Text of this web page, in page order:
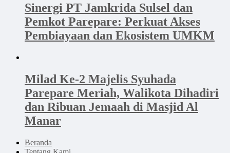
Sinergi PT Jamkrida Sulsel dan
Pemkot Parepare: Perkuat Akses
Pembiayaan dan Ekosistem UMKM
Milad Ke-2 Majelis Syuhada
Parepare Meriah, Walikota Dihadiri
dan Ribuan Jemaah di Masjid Al
Manar
Beranda